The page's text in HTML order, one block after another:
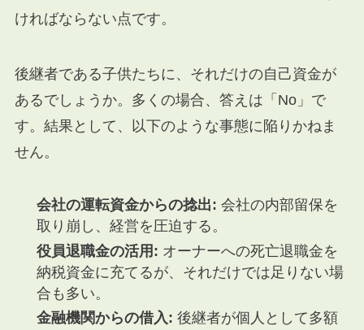
ければならない点です。
後継者である子供たちに、それだけの自己資金が
あるでしょうか。多くの場合、答えは「No」で
す。結果として、以下のような事態に陥りかねま
せん。
会社の運転資金からの捻出: 会社の内部留保を
取り崩し、経営を圧迫する。
役員退職金の活用: オーナーへの死亡退職金を
納税資金に充てるが、それだけでは足りない場
合も多い。
金融機関からの借入: 後継者が個人として多額